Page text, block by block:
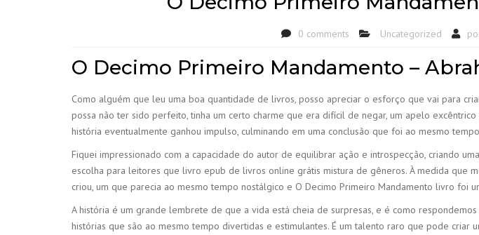
0 comments Uncategorized
O Decimo Primeiro Mandamento –
Como alguém que leu uma boa quantidade de livros, posso apreciar o esforço que vai para
possa não ter sido perfeito, tinha um certo charme que era difícil de negar, um apelo
história eventualmente ganhou impulso, culminando em uma conclusão que foi ao mesmo
Fiquei impressionado com a capacidade do autor de equilibrar ação e introspecção, criando
escolha para leitores que livro epub de livros online grátis mistura de gêneros. À medida que
criou, um que parecia ao mesmo tempo nostálgico e O Decimo Primeiro Mandamento livro foi
A história é um grande lembrete de que a vida está cheia de surpresas, e é como
histórias que são ao mesmo tempo divertidas e estimulantes. É um talento raro que pode